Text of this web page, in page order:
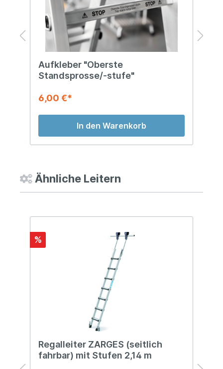
Aufkleber "Oberste
Standsprosse/-stufe"
6,00 €*
In den Warenkorb
Ähnliche Leitern
%
Regalleiter ZARGES (seitlich
fahrbar) mit Stufen 2,14 m